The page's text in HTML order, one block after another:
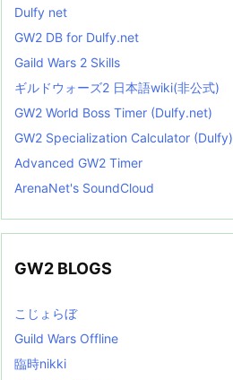
Dulfy net
GW2 DB for Dulfy.net
Gaild Wars 2 Skills
ギルドウォーズ2 日本語wiki(非公式)
GW2 World Boss Timer (Dulfy.net)
GW2 Specialization Calculator (Dulfy)
Advanced GW2 Timer
ArenaNet's SoundCloud
GW2 BLOGS
こじょらぼ
Guild Wars Offline
臨時nikki